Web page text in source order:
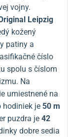
vojny.
Leipzig
kožený
patiny a
číslo
spolu s číslom
Na
umiestnené na
hodiniek je 50 m
puzdra je 42
dobre sedia